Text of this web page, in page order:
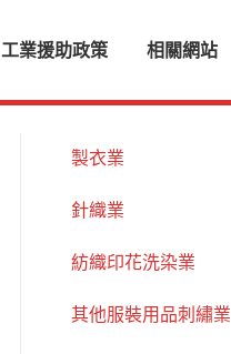
工業援助政策 相關網站
製衣業
針織業
紡織印花洗染業
其他服裝用品刺繡業